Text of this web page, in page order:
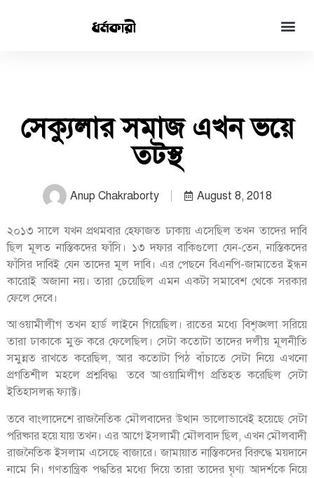
সেক্যুলার সমাজ এখন ভয়ে
তটস্থ
Anup Chakraborty August 8, 2018
২০১৩ সালে যখন প্রথমবার হেফাজত ঢাকায় এসেছিল তখন তাদের দাবি
ছিল মূলত নাস্তিকদের ফাঁসি। ১৩ দফার বাকিগুলো যেন-তেন, নাস্তিকদের
ফাঁসির দাবিই যেন তাদের মূল দাবি। এর পেছনে বিএনপি-জামাতের ইন্ধন
কারোই অজানা নয়। তারা চেয়েছিল এমন একটা সমাবেশ থেকে সরকার
ফেলে দেবে।
আওয়ামীলীগ তখন হার্ড লাইনে গিয়েছিল। রাতের মধ্যে বিশৃঙ্খলা সরিয়ে
তারা ঢাকাকে মুক্ত করে ফেলেছিল। সেটা কতোটা তাদের দলীয় মূলনীতি
সমুন্নত রাখতে করেছিল, আর কতোটা পিঠ বাঁচাতে সেটা নিয়ে এখনো
প্রগতিশীল মহলে প্রশ্নবিদ্ধ৷ তবে আওয়ামিলীগ প্রতিহত করেছিল সেটা
ইতিহাসলব্ধ ফ্যাক্ট।
তবে বাংলাদেশে রাজনৈতিক মৌলবাদের উত্থান ভালোভাবেই হয়েছে সেটা
পরিষ্কার হয়ে যায় তখন। এর আগে ইসলামী মৌলবাদ ছিল, এখন মৌলবাদী
রাজনৈতিক ইসলাম এসেছে বাজারে। জামায়াত নাস্তিকদের বিরুদ্ধে ময়দানে
নামে নি। গণতান্ত্রিক পদ্ধতির মধ্যে দিয়ে তারা তাদের ঘৃণ্য আদর্শকে নিয়ে